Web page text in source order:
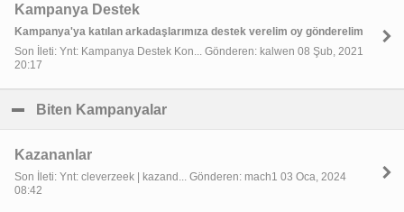
Kampanya Destek
Kampanya'ya katılan arkadaşlarımıza destek verelim oy gönderelim
Son İleti: Ynt: Kampanya Destek Kon... Gönderen: kalwen 08 Şub, 2021
20:17
Biten Kampanyalar
Kazananlar
Son İleti: Ynt: cleverzeek | kazand... Gönderen: mach1 03 Oca, 2024
08:42